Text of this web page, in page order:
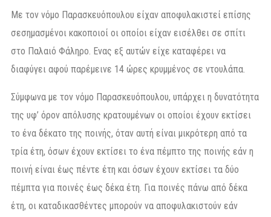
Με τον νόμο Παρασκευόπουλου είχαν αποφυλακιστεί επίσης
σεσημασμένοι κακοποιοί οι οποίοι είχαν εισέλθει σε σπίτι
στο Παλαιό Φάληρο. Ενας εξ αυτών είχε καταφέρει να
διαφύγει αφού παρέμεινε 14 ώρες κρυμμένος σε ντουλάπα.
Σύμφωνα με τον νόμο Παρασκευόπουλου, υπάρχει η δυνατότητα
της υφ’ όρον απόλυσης κρατουμένων οι οποίοι έχουν εκτίσει
το ένα δέκατο της ποινής, όταν αυτή είναι μικρότερη από τα
τρία έτη, όσων έχουν εκτίσει το ένα πέμπτο της ποινής εάν η
ποινή είναι έως πέντε έτη και όσων έχουν εκτίσει τα δύο
πέμπτα για ποινές έως δέκα έτη. Για ποινές πάνω από δέκα
έτη, οι καταδικασθέντες μπορούν να αποφυλακιστούν εάν